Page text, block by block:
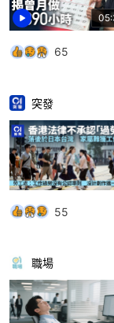
65
突發
55
職場